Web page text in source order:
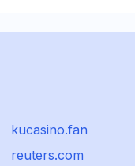
kucasino.fan
reuters.com